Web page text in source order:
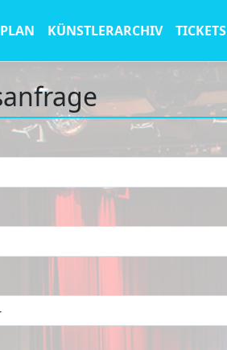
KÜNSTLERARCHIV TICKETS